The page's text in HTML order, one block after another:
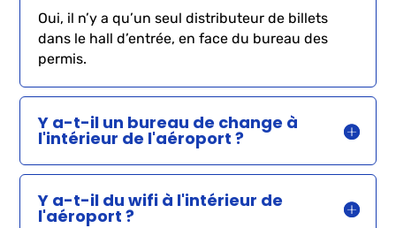
Oui, il n’y a qu’un seul distributeur de billets
dans le hall d’entrée, en face du bureau des
permis.
Y a-t-il un bureau de change à
l'intérieur de l'aéroport ?
Y a-t-il du wifi à l'intérieur de
l'aéroport ?